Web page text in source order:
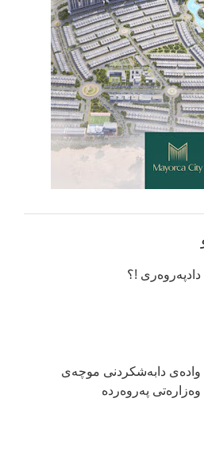
دادپەروەری !؟
وادەی دابەشكردنی موچەی
وەزارەتی پەروەردە